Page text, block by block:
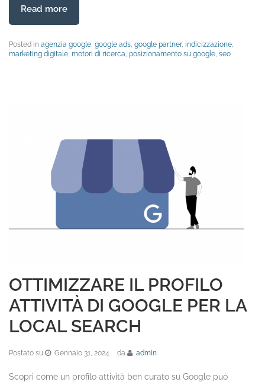
Read more
Posted in agenzia google google ads google partner, indicizzazione
marketing digitale motori di ricerca posizionamento su google seo
OTTIMIZZARE IL PROFILO
ATTIVITÀ DI GOOGLE PER LA
LOCAL SEARCH
Postato su Gennaio 31, 2024 da admin
Scopri come un profilo attività ben curato su Google può